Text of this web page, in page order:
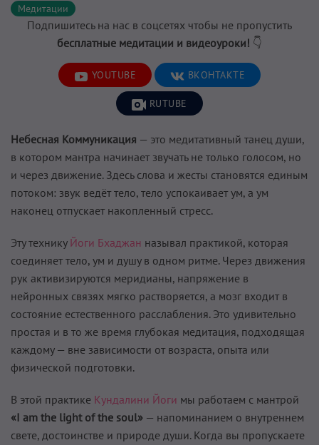
Медитации
Подпишитесь на нас в соцсетях чтобы не пропустить
бесплатные медитации и видеоуроки! 👇
YOUTUBE ВКОНТАКТЕ
RUTUBE
Небесная Коммуникация — это медитативный танец души,
в котором мантра начинает звучать не только голосом, но
и через движение. Здесь слова и жесты становятся единым
потоком: звук ведёт тело, тело успокаивает ум, а ум
наконец отпускает накопленный стресс.
Эту техникуЙоги Бхаджан называл практикой, которая
соединяет тело, ум и душу в одном ритме. Через движения
рук активизируются меридианы, напряжение в
нейронных связях мягко растворяется, а мозг входит в
состояние естественного расслабления. Это удивительно
простая и в то же время глубокая медитация, подходящая
каждому — вне зависимости от возраста, опыта или
физической подготовки.
В этой практике Кундалини Йоги мы работаем с мантрой
«I am the light of the soul» — напоминанием о внутреннем
свете, достоинстве и природе души. Когда вы пропускаете